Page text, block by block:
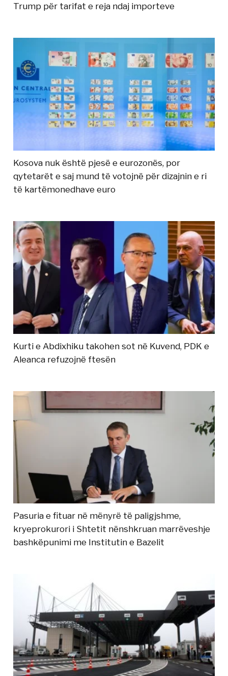
Trump për tarifat e reja ndaj importeve
Kosova nuk është pjesë e eurozonës, por
qytetarët e saj mund të votojnë për dizajnin e ri
të kartëmonedhave euro
Kurti e Abdixhiku takohen sot në Kuvend, PDK e
Aleanca refuzojnë ftesën
Pasuria e fituar në mënyrë të paligjshme,
kryeprokurori i Shtetit nënshkruan marrëveshje
bashkëpunimi me Institutin e Bazelit